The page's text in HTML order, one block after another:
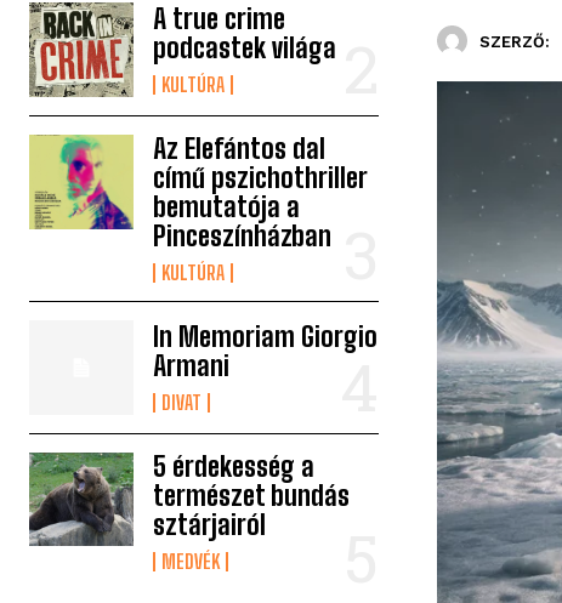
A true crime
podcastek világa
KULTÚRA
Az Elefántos dal
című pszichothriller
bemutatója a
Pinceszínházban
KULTÚRA
In Memoriam Giorgio
Armani
DIVAT
5 érdekesség a
természet bundás
sztárjairól
MEDVÉK
SZERZŐ: